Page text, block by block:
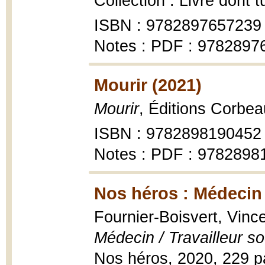
ISBN : 9782897657239
Notes : PDF :
Mourir (2021)
Mourir, Éditions
ISBN : 9782898190452
Notes : PDF :
Nos héros :
Fournier-Boisvert,
Médecin / Travailleur
Nos héros, 2020, 229